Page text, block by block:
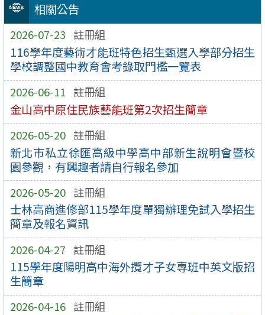
相關公告
2026-07-23 註冊組
116學年度藝術才能班特色招生甄選入學部分招生
學校調整國中教育會考錄取門檻一覽表
2026-06-11 註冊組
金山高中原住民族藝能班第2次招生簡章
2026-05-20 註冊組
新北市私立徐匯高級中學高中部新生說明會暨校
園參觀，有興趣者請自行報名參加
2026-05-20 註冊組
士林高商進修部115學年度單獨辦理免試入學招生
簡章及報名資訊
2026-04-27 註冊組
115學年度陽明高中海外攬才子女專班中英文版招
生簡章
2026-04-16 註冊組